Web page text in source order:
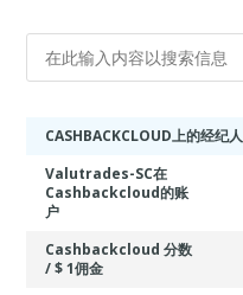
CASHBACKCLOUD上的经纪人
Valutrades-SC在
Cashbackcloud的账
户
Cashbackcloud 分数
/ $ 1佣金